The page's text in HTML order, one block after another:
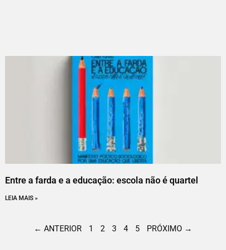
Entre a farda e a educação: escola não é quartel
LEIA MAIS »
← ANTERIOR 1 2 3 4 5 PRÓXIMO →